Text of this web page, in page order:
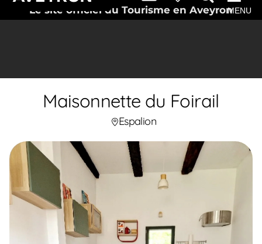
Le site officiel du Tourisme en AveyronMENU
Maisonnette du Foirail
Espalion